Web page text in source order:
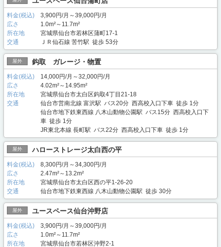
料金(税込)
3,900円/月～39,000円/月
広さ
1.0m²～11.7m²
所在地
宮城県仙台市若林区蒲町17-1
交通
ＪＲ仙石線 苦竹駅 徒歩 53分
屋外 鈎取 ガレージ・物置
料金(税込)
14,000円/月～32,000円/月
広さ
4.02m²～14.95m²
所在地
宮城県仙台市太白区鈎取4丁目21-18
交通
仙台市営南北線 富沢駅 バス20分 西高校入口下車 徒歩 1分
仙台市地下鉄東西線 八木山動物公園駅 バス15分 西高校入口下
車 徒歩 1分
JR東北本線 長町駅 バス22分 西高校入口下車 徒歩 1分
屋外 ハローストレージ太白西の平
料金(税込)
8,300円/月～34,300円/月
広さ
2.47m²～13.2m²
所在地
宮城県仙台市太白区西の平1-26-20
交通
仙台市地下鉄東西線 八木山動物公園駅 徒歩 30分
屋外 ユースペース仙台沖野店
料金(税込)
3,900円/月～39,000円/月
広さ
1.0m²～11.7m²
所在地
宮城県仙台市若林区沖野2-1